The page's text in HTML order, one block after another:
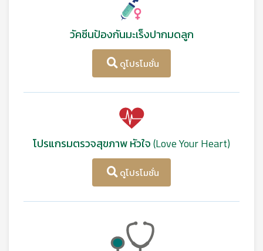
วัคซีนป้องกันมะเร็งปากมดลูก
ดูโปรโมชั่น
โปรแกรมตรวจสุขภาพ หัวใจ (Love Your Heart)
ดูโปรโมชั่น